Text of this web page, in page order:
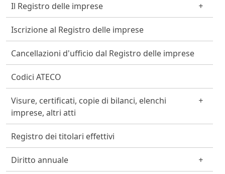
Il Registro delle imprese
Iscrizione al Registro delle imprese
Cancellazioni d'ufficio dal Registro delle imprese
Codici ATECO
Visure, certificati, copie di bilanci, elenchi
imprese, altri atti
Registro dei titolari effettivi
Diritto annuale